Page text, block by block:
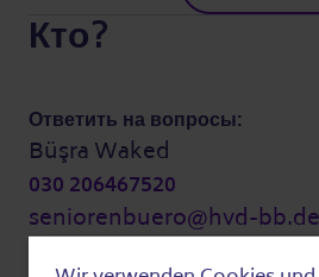
Кто?
Ответить на вопросы:
Büşra Waked
030 206467520
seniorenbuero@hvd-bb.de